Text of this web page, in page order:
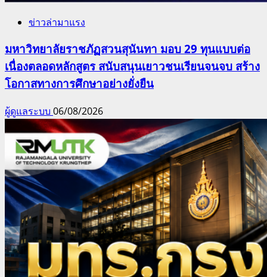
ข่าวล่ามาแรง
มหาวิทยาลัยราชภัฏสวนสุนันทา มอบ 29 ทุนแบบต่อ
เนื่องตลอดหลักสูตร สนับสนุนเยาวชนเรียนจนจบ สร้าง
โอกาสทางการศึกษาอย่างยั่งยืน
ผู้ดูแลระบบ 06/08/2026